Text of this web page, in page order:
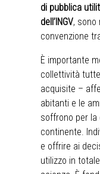
di pubblica
dell’INGV, sono
convenzione
È importante
collettività
acquisite –
abitanti e le
soffrono per la
continente.
e offrire ai
utilizzo in